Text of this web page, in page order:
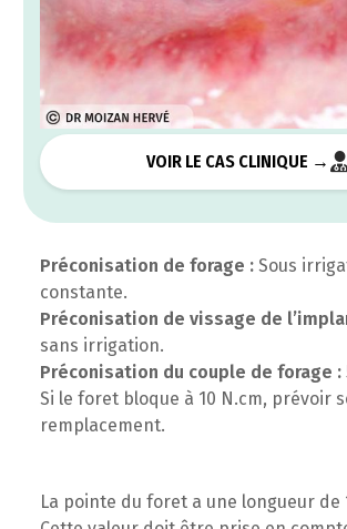
VOIR LE CAS CLINIQUE →
Préconisation de forage :Sous
constante.
Préconisation de vissage de
sans irrigation.
Préconisation du couple de forage :
Si le foret bloque à 10 N.cm, prévoir
remplacement.
La pointe du foret a une longueur de